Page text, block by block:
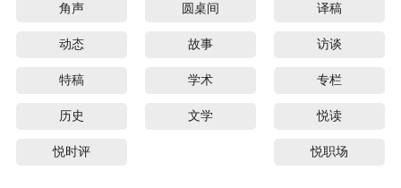
角声 圆桌间 译稿
动态 故事 访谈
特稿 学术 专栏
历史 文学 悦读
悦时评 悦职场